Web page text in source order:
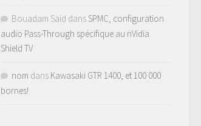
Bouadam Said dans SPMC, configuration
audio Pass-Through spécifique au nVidia
Shield TV
nom dans Kawasaki GTR 1400, et 100 000
bornes!